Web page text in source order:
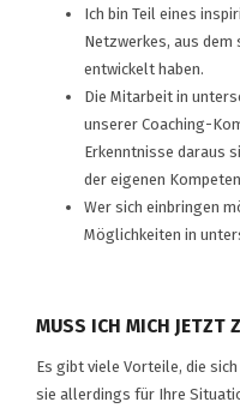
Ich bin Teil eines
Netzwerkes, aus dem
entwickelt haben.
Die Mitarbeit in
unserer Coaching-
Erkenntnisse daraus
der eigenen
Wer sich einbringen
Möglichkeiten in
MUSS ICH MICH JETZT
Es gibt viele Vorteile, die
sie allerdings für Ihre